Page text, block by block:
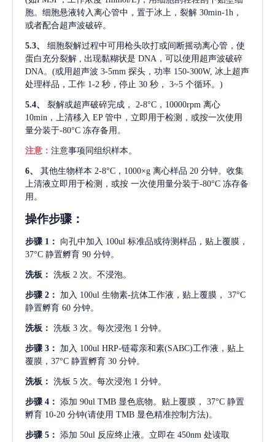
胞。细胞悬液转入离心管中，置于冰上，裂解 30min-1h，
或者配合超声波破碎。
5.3、
细胞裂解过程中可用枪头吹打或间断摇动离心管，使
蛋白充分裂解 , 出现黏糊状是 DNA，可以使用超声波破碎
DNA。(或用超声波 3-5mm 探头，功率 150-300W, 冰上超声
处理样品，工作 1-2 秒，停止 30 秒， 3~5 个循环。)
5.4、 裂解或超声破碎完成，
2-8°C，10000rpm 离心
10min，上清移入 EP 管中，立即用于检测，或按一次使用
量分装于-80°C 冻存备用。
注意： 注意事项同组织样本。
6、 其他生物样本 2-8°C，1000×g 离心样品 20 分钟。收集
上清液立即用于检测，或按 一次使用量分装于-80°C 冻存备
用。
操作步骤：
步骤 1： 向孔中加入 100ul 标准品或待测样品，贴上覆膜，
37°C 静置孵育 90 分钟。
洗板： 洗板 2 次。不浸泡。
步骤 2： 加入 100ul 生物素-抗体工作液，贴上覆膜， 37°C
静置孵育 60 分钟。
洗板： 洗板 3 次。每次浸泡 1 分钟。
步骤 3： 加入 100ul HRP-链霉亲和素(SABC)工作液，贴上
覆膜，37°C 静置孵育 30 分钟。
洗板： 洗板 5 次。每次浸泡 1 分钟。
步骤 4： 添加 90ul TMB 显色底物。贴上覆膜， 37°C 静置
孵育 10-20 分钟(请使用 TMB 显色精准控制方法)。
步骤 5： 添加 50ul 反应终止液。立即在 450nm 处读取